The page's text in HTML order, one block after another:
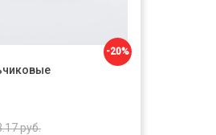
-20%
руб.